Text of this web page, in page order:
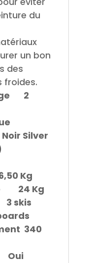
du
un bon
des
froides.
2
Silver
Kg
24 Kg
340